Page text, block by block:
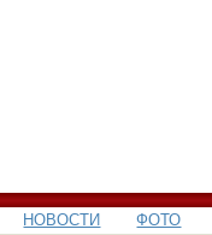
НОВОСТИ ФОТО